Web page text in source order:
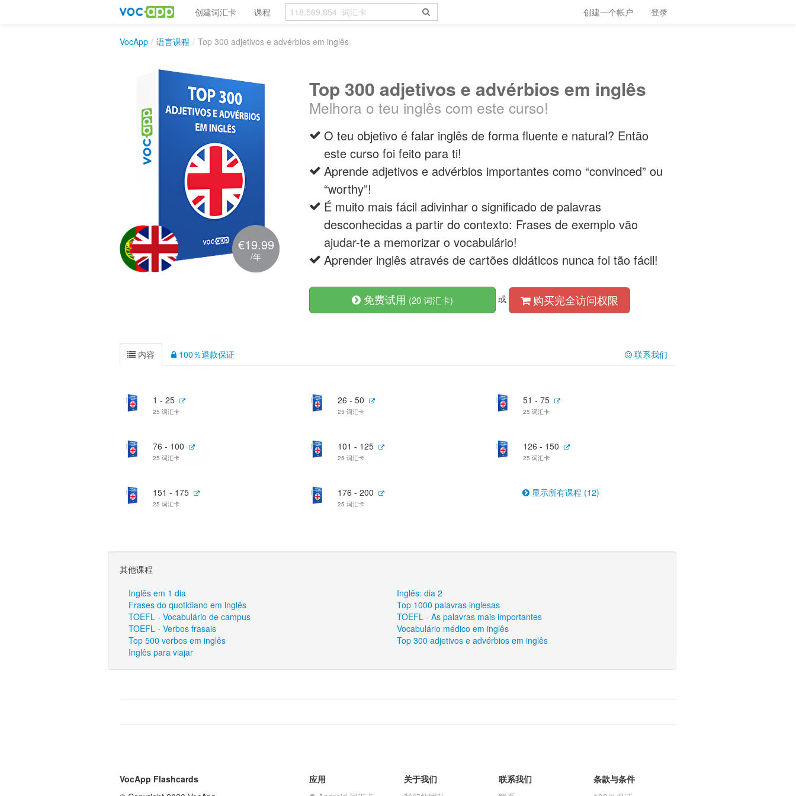
创建词汇卡 课程 创建一个帐户 登录
VocApp / 语言课程 / Top 300 adjetivos e advérbios em inglês
€19.99
/年
Top 300 adjetivos e advérbios em inglês
Melhora o teu inglês com este curso!
O teu objetivo é falar inglês de forma fluente e natural? Então
este curso foi feito para ti!
Aprende adjetivos e advérbios importantes como “convinced” ou
“worthy”!
É muito mais fácil adivinhar o significado de palavras
desconhecidas a partir do contexto: Frases de exemplo vão
ajudar-te a memorizar o vocabulário!
Aprender inglês através de cartões didáticos nunca foi tão fácil!
免费试用 (20 词汇卡) 或 购买完全访问权限
内容 100％退款保证 联系我们
1 - 25
25 词汇卡
26 - 50
25 词汇卡
51 - 75
25 词汇卡
76 - 100
25 词汇卡
101 - 125
25 词汇卡
126 - 150
25 词汇卡
151 - 175
25 词汇卡
176 - 200
25 词汇卡
显示所有课程 (12)
其他课程
Inglês em 1 dia
Inglês: dia 2
Frases do quotidiano em inglês
Top 1000 palavras inglesas
TOEFL - Vocabulário de campus
TOEFL - As palavras mais importantes
TOEFL - Verbos frasais
Vocabulário médico em inglês
Top 500 verbos em inglês
Top 300 adjetivos e advérbios em inglês
Inglês para viajar
VocApp Flashcards
应用
关于我们
联系我们
条款与条件